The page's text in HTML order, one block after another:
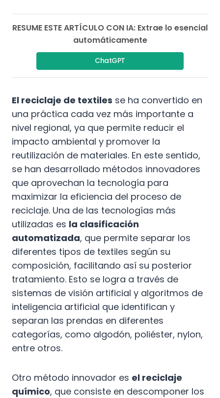
RESUME ESTE ARTÍCULO CON IA: Extrae lo esencial
automáticamente
ChatGPT
El reciclaje de textiles se ha convertido en
una práctica cada vez más importante a
nivel regional, ya que permite reducir el
impacto ambiental y promover la
reutilización de materiales. En este sentido,
se han desarrollado métodos innovadores
que aprovechan la tecnología para
maximizar la eficiencia del proceso de
reciclaje. Una de las tecnologías más
utilizadas es la clasificación
automatizada, que permite separar los
diferentes tipos de textiles según su
composición, facilitando así su posterior
tratamiento. Esto se logra a través de
sistemas de visión artificial y algoritmos de
inteligencia artificial que identifican y
separan las prendas en diferentes
categorías, como algodón, poliéster, nylon,
entre otros.
Otro método innovador es el reciclaje
químico, que consiste en descomponer los